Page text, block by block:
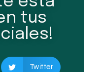
tus
Twitter